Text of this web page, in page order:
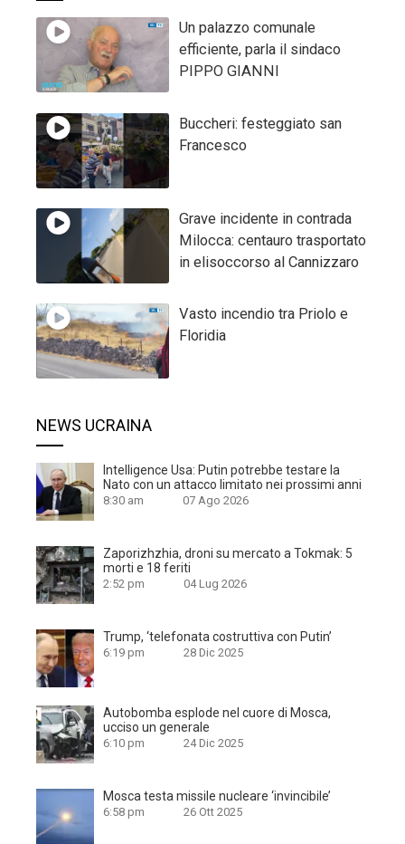
Un palazzo comunale
efficiente, parla il sindaco
PIPPO GIANNI
Buccheri: festeggiato san
Francesco
Grave incidente in contrada
Milocca: centauro trasportato
in elisoccorso al Cannizzaro
Vasto incendio tra Priolo e
Floridia
NEWS UCRAINA
Intelligence Usa: Putin potrebbe testare la
Nato con un attacco limitato nei prossimi anni
8:30 am 07 Ago 2026
Zaporizhzhia, droni su mercato a Tokmak: 5
morti e 18 feriti
2:52 pm 04 Lug 2026
Trump, ‘telefonata costruttiva con Putin’
6:19 pm 28 Dic 2025
Autobomba esplode nel cuore di Mosca,
ucciso un generale
6:10 pm 24 Dic 2025
Mosca testa missile nucleare ‘invincibile’
6:58 pm 26 Ott 2025